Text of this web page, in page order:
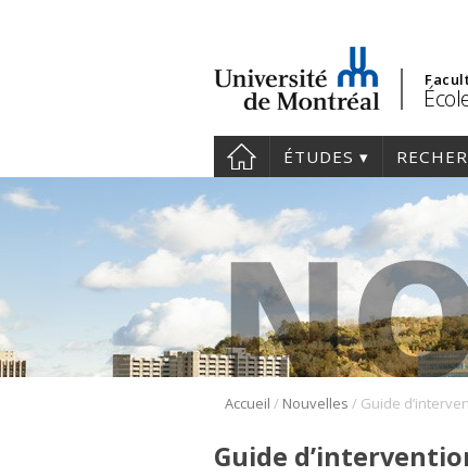
ÉTUDES
Accueil / Nouvelles /
Guide